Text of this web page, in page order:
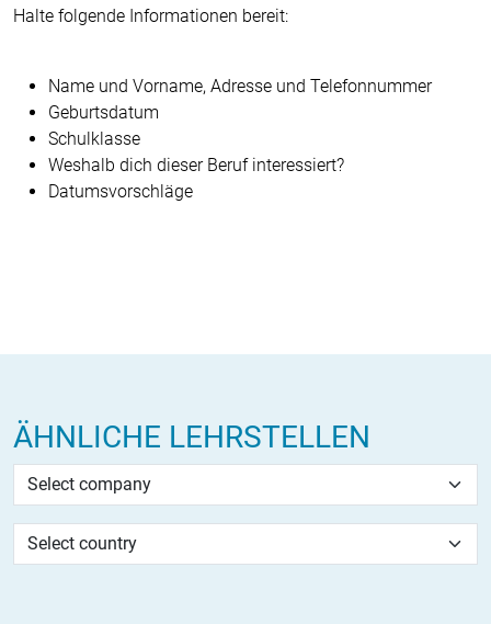
Halte folgende Informationen bereit:
Name und Vorname, Adresse und Telefonnummer
Geburtsdatum
Schulklasse
Weshalb dich dieser Beruf interessiert?
Datumsvorschläge
ÄHNLICHE LEHRSTELLEN